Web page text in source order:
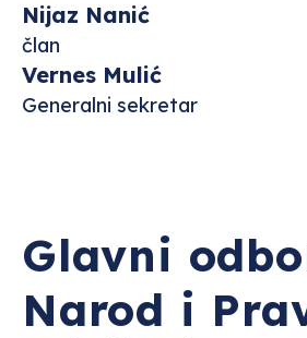
Nijaz Nanić
član
Vernes Mulić
Generalni sekretar
Glavni
Narod i